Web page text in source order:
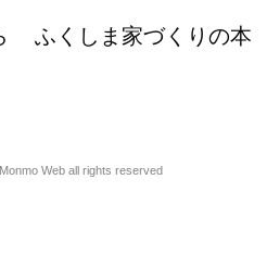
ふくしま家づくりの本
Web all rights reserved